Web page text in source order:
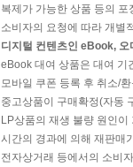
복제가 가능한 상품 등의
소비자의 요청에 따라 개별
디지털 컨텐츠인 eBook,
eBook 대여 상품은 대여 기
모바일 쿠폰 등록 후 취소/
중고상품이 구매확정(자동
LP상품의 재생 불량 원인
시간의 경과에 의해 재판매
전자상거래 등에서의 소비